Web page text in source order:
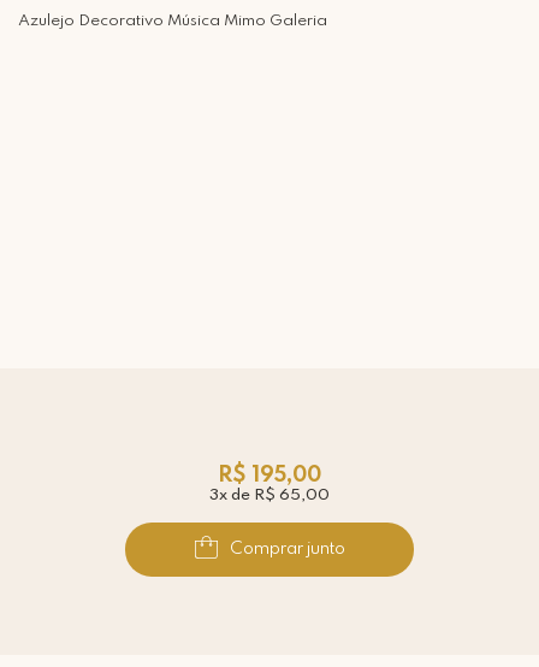
Azulejo Decorativo Música Mimo Galeria
R$ 195,00
3x de R$ 65,00
Comprar junto